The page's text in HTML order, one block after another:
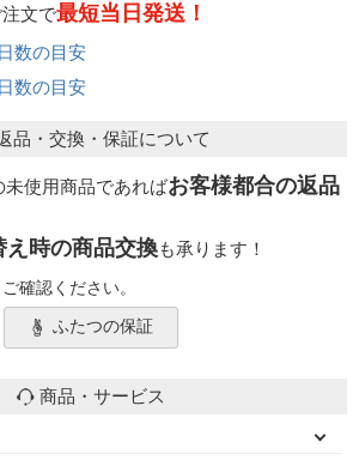
文で最短当日発送！
数の目安
数の目安
品・交換・保証について
未使用商品であればお客様都合の返品
え時の商品交換も承ります！
確認ください。
ふたつの保証
商品・サービス